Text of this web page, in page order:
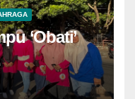
‘Obati’